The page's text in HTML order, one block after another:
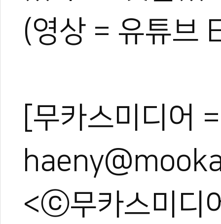
(영상 = 유튜브
[무카스미디어
<ⓒ무카스미디